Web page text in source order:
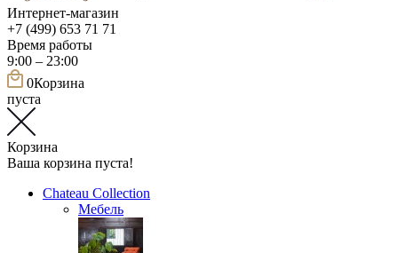
Интернет-магазин
+7 (499) 653 71 71
Время работы
9:00 – 23:00
0Корзина
пуста
Корзина
Ваша корзина пуста!
Chateau Collection
Мебель